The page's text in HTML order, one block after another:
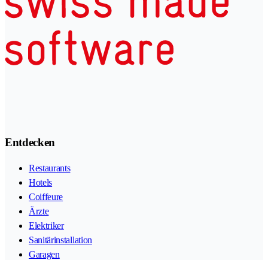
Entdecken
Restaurants
Hotels
Coiffeure
Ärzte
Elektriker
Sanitärinstallation
Garagen